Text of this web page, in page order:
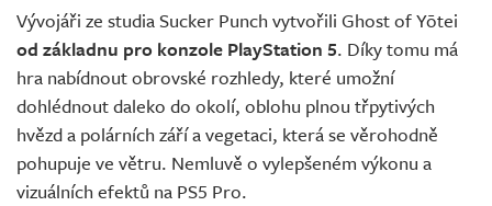
Vývojáři ze studia Sucker Punch vytvořili Ghost of Yōtei
od základnu pro konzole PlayStation 5. Díky tomu má
hra nabídnout obrovské rozhledy, které umožní
dohlédnout daleko do okolí, oblohu plnou třpytivých
hvězd a polárních září a vegetaci, která se věrohodně
pohupuje ve větru. Nemluvě o vylepšeném výkonu a
vizuálních efektů na PS5 Pro.